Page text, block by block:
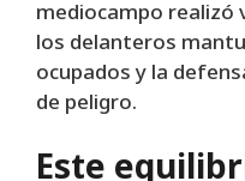
mediocampo realizó
los delanteros
ocupados y la
de peligro.
Este